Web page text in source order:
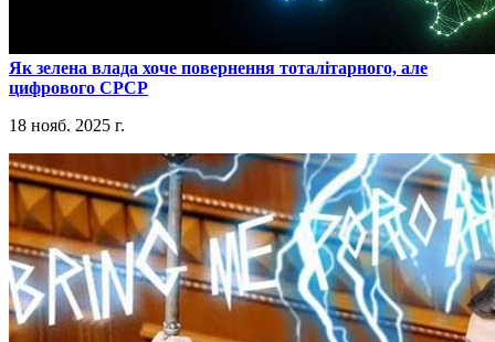
​Як зелена влада хоче повернення тоталітарного, але
цифрового СРСР
18 нояб. 2025 г.